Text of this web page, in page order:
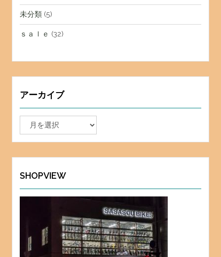
未分類(5)
ｓａｌｅ (32)
アーカイブ
カ
SHOPVIEW